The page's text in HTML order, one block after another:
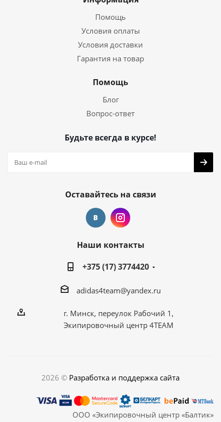
Помощь
Условия оплаты
Условия доставки
Гарантия на товар
Помощь
Блог
Вопрос-ответ
Будьте всегда в курсе!
Оставайтесь на связи
Наши контакты
+375 (17) 3774420
adidas4team@yandex.ru
г. Минск, переулок Рабочий 1,
Экипировочный центр 4TEAM
2026 © Разработка и поддержка сайта
ООО «Экипировочный центр «Балтик»